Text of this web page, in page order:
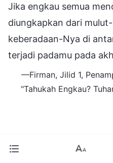
Jika engkau semua
diungkapkan dari
keberadaan-Nya di
terjadi padamu pada
—Firman, Jilid 1,
"Tahukah Engkau?